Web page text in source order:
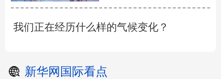
我们正在经历什么样的气候变化？
新华网国际看点